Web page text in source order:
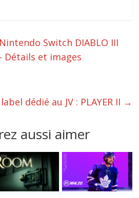
Switch DIABLO III
Détails et images
dédié au JV : PLAYER II →
aussi aimer